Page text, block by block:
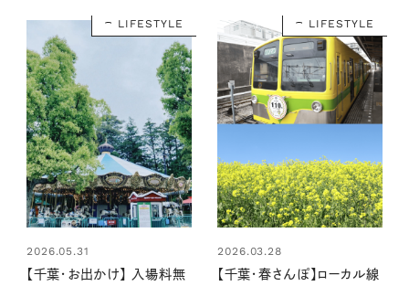
LIFESTYLE
2026.05.31
【千葉・お出かけ】 入場料無
LIFESTYLE
2026.03.28
【千葉・春さんぽ】ローカル線